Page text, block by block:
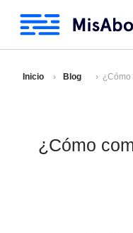
Inicio Blog
¿Cómo